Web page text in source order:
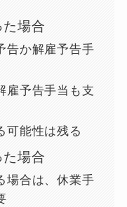
た場合
告か解雇予告手
雇予告手当も支
可能性は残る
た場合
場合は、休業手